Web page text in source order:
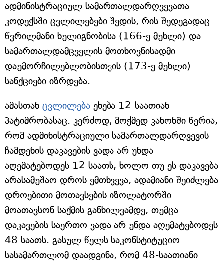
ადმინისტრაციულ სამართალდარღვევათა
კოდექსში ცვლილებები შედის, რის შედეგადაც
წვრილმანი ხულიგნობისა (166-ე მუხლი) და
სამართალდამცველის მოთხოვნისადმი
დაუმორჩილებლობისთვის (173-ე მუხლი)
სანქციები იზრდება.
ამასთან ცვლილება ეხება 12-საათიან
პატიმრობასაც. კერძოდ, მოქმედ კანონში წერია,
რომ ადმინისტრაციული სამართალდარღვევის
ჩამდენის დაკავების ვადა არ უნდა
აღემატებოდეს 12 საათს, ხოლო თუ ეს დაკავება
არასამუშაო დროს ემთხვევა, ადამიანი შეიძლება
დროებითი მოთავსების იზოლატორში
მოათავსონ საქმის განხილვამდე, თუმცა
დაკავების საერთო ვადა არ უნდა აღემატებოდეს
48 საათს. გასულ წელს საკონსტიტუციო
სასამართლომ დაადგინა, რომ 48-საათიანი